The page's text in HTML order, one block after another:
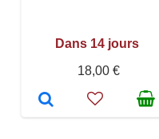
Dans 14 jours
18,00 €